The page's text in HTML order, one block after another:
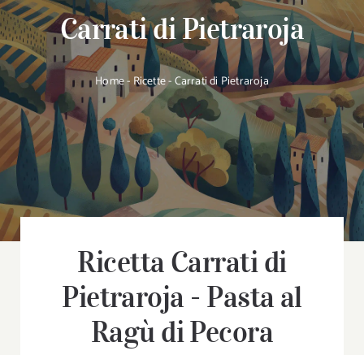
per:
Carrati di Pietraroja
Home- Ricette-Carrati di Pietraroja
Ricetta Carrati di
Pietraroja - Pasta al
Ragù di Pecora